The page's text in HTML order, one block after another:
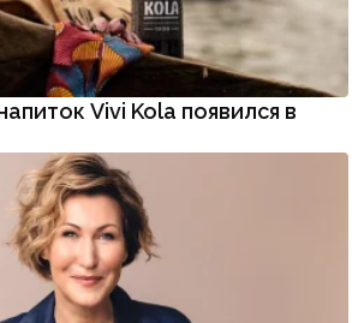
Vivi Kola появился в